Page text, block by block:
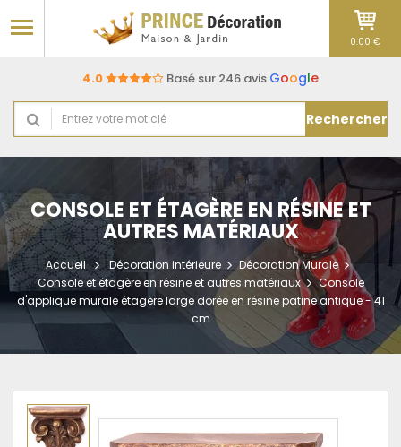
4.0 Basé sur 246 avis Google
Rechercher
0.00 €
CONSOLE ET ÉTAGÈRE EN RÉSINE ET
AUTRES MATÉRIAUX
Accueil Décoration intérieure
Décoration Murale
Console et étagère en résine et autres matériaux
Console
d'applique murale étagère large dorée en résine patine antique - 41
cm